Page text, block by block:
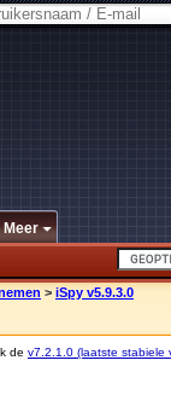
Meer
> iSpy v5.9.3.0
de v7.2.1.0 (laatste stabiele